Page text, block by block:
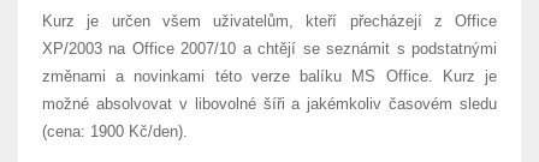
Kurz je určen všem uživatelům, kteří přecházejí z Office
XP/2003 na Office 2007/10 a chtějí se seznámit s podstatnými
změnami a novinkami této verze balíku MS Office. Kurz je
možné absolvovat v libovolné šíři a jakémkoliv časovém sledu
(cena: 1900 Kč/den).